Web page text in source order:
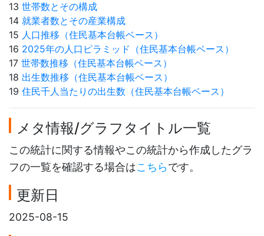
13 世帯数とその構成
14 就業者数とその産業構成
15 人口推移（住民基本台帳ベース）
16 2025年の人口ピラミッド（住民基本台帳ベース）
17 世帯数推移（住民基本台帳ベース）
18 出生数推移（住民基本台帳ベース）
19 住民千人当たりの出生数（住民基本台帳ベース）
メタ情報/グラフタイトル一覧
この統計に関する情報やこの統計から作成したグラ
フの一覧を確認する場合はこちらです。
更新日
2025-08-15